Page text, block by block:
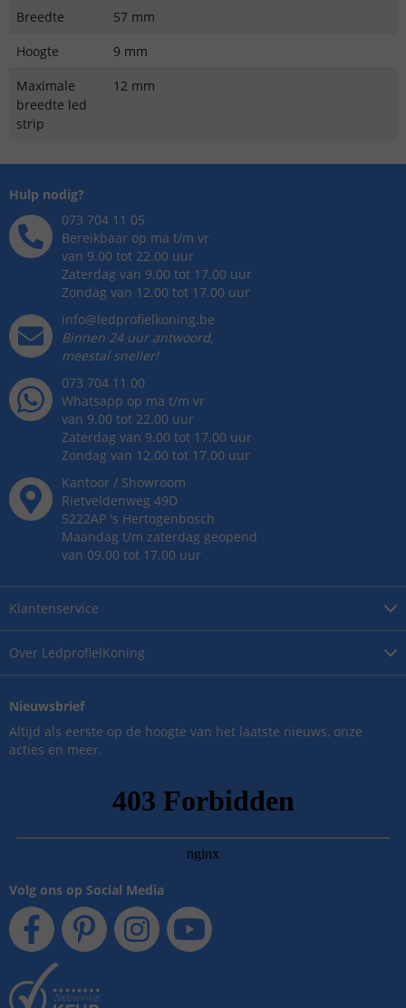
Breedte
57 mm
Hoogte
9 mm
Maximale
breedte led
strip
12 mm
Over LedprofielKoning
Klantenservice
Hulp nodig?
073 704 11 05
Bereikbaar op ma t/m vr
van 9.00 tot 22.00 uur
Zaterdag van 9.00 tot 17.00 uur
Zondag van 12.00 tot 17.00 uur
info@ledprofielkoning.be
Binnen 24 uur antwoord,
meestal sneller!
073 704 11 00
Whatsapp op ma t/m vr
van 9.00 tot 22.00 uur
Zaterdag van 9.00 tot 17.00 uur
Zondag van 12.00 tot 17.00 uur
Kantoor / Showroom
Rietveldenweg 49D
5222AP 's Hertogenbosch
Maandag t/m zaterdag geopend
van 09.00 tot 17.00 uur
Nieuwsbrief
Altijd als eerste op de hoogte van het laatste nieuws, onze
acties en meer.
Volg ons op Social Media